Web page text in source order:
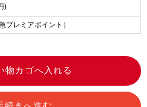
)
プレミアポイント）
物カゴへ入れる